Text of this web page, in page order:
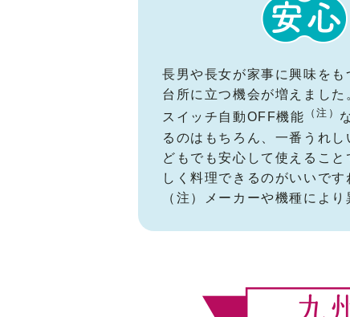
長男や長女が家事に興味を
台所に立つ機会が増えまし
スイッチ自動OFF機能
（注）
るのはもちろん、一番うれ
どもでも安心して使えるこ
しく料理できるのがいいです
（注）メーカーや機種により